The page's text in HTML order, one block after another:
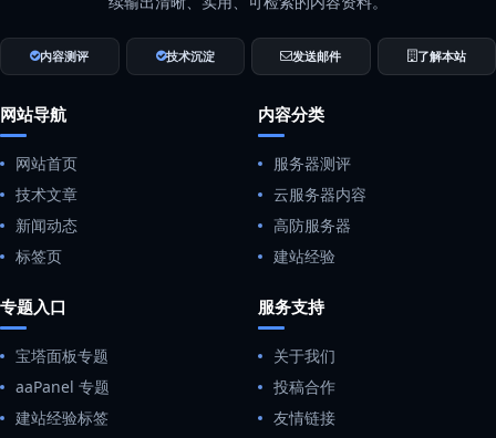
内容测评 技术沉淀 发送邮件 了解本站
网站导航
网站首页
技术文章
新闻动态
标签页
内容分类
服务器测评
云服务器内容
高防服务器
建站经验
专题入口
宝塔面板专题
aaPanel 专题
建站经验标签
服务支持
关于我们
投稿合作
友情链接